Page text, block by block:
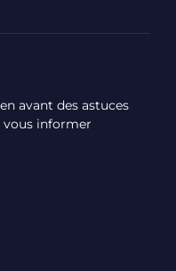
avant des astuces
informer